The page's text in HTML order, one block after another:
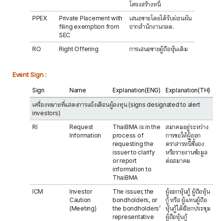
โครงสร้างหนี้
PPEX
Private Placement with
filing exemption from
SEC
เสนอขายโดยได้รับผ่อนผัน
จากสำนักงานกลต.
RO Right Offering การเสนอขายผู้ถือหุ้นเดิม
Event Sign :
Sign Name Explanation(ENG)
Explanation(TH)
เครื่องหมายที่แสดงการแจ้งเตือนผู้ลงทุน (signs designated to alert
investors)
RI
Request
Information
ThaiBMA is in the
process of
requesting the
issuer to clarify
or report
information to
ThaiBMA
สมาคมอยู่ระหว่าง
การขอให้ผู้ออก
ตราสารหนี้ชี้แจง
หรือรายงานข้อมูล
ต่อสมาคม
ICM
Investor
Caution
(Meeting)
The issuer, the
bondholders, or
the bondholders’
representative
ผู้ออกหุ้นกู้ ผู้ถือหุ้น
กู้ หรือ ผู้แทนผู้ถือ
หุ้นกู้ได้เรียกประชุม
ผู้ถือหุ้นกู้